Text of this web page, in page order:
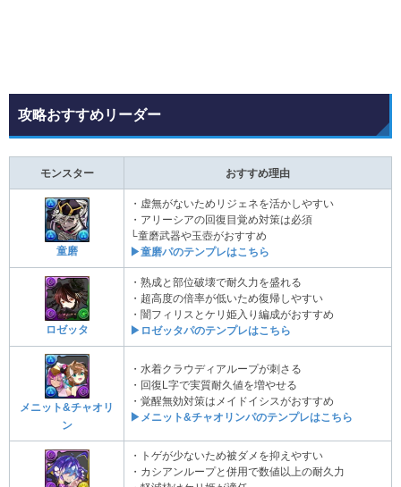
攻略おすすめリーダー
モンスター おすすめ理由
童磨
・虚無がないためリジェネを活かしやすい
・アリーシアの回復目覚め対策は必須
└童磨武器や玉壺がおすすめ
▶童磨パのテンプレはこちら
ロゼッタ
・熟成と部位破壊で耐久力を盛れる
・超高度の倍率が低いため復帰しやすい
・闇フィリスとケリ姫入り編成がおすすめ
▶ロゼッタパのテンプレはこちら
メニット&チャオリ
ン
・水着クラウディアループが刺さる
・回復L字で実質耐久値を増やせる
・覚醒無効対策はメイドイシスがおすすめ
▶メニット&チャオリンパのテンプレはこちら
・トゲが少ないため被ダメを抑えやすい
・カシアンループと併用で数値以上の耐久力